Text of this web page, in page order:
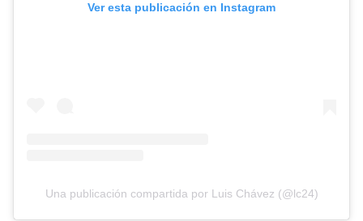
Ver esta publicación en Instagram
Una publicación compartida por Luis Chávez (@lc24)